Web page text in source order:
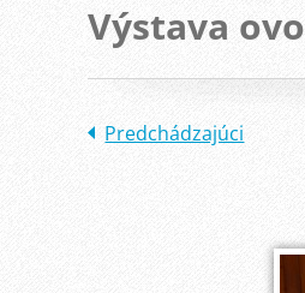
Výstava
Predchádzajúci